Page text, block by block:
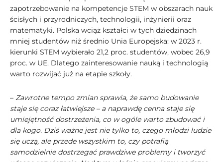
zapotrzebowanie na kompetencje STEM w obszarach nauk
ścisłych i przyrodniczych, technologii, inżynierii oraz
matematyki. Polska wciąż kształci w tych dziedzinach
mniej studentów niż średnio Unia Europejska: w 2023 r.
kierunki STEM wybierało 21,2 proc. studentów, wobec 26,9
proc. w UE. Dlatego zainteresowanie nauką i technologią
warto rozwijać już na etapie szkoły.
– Zawrotne tempo zmian sprawia, że samo budowanie
staje się coraz łatwiejsze – a naprawdę cenna staje się
umiejętność dostrzeżenia, co w ogóle warto zbudować i
dla kogo. Dziś ważne jest nie tylko to, czego młodzi ludzie
się uczą, ale przede wszystkim to, czy potrafią
samodzielnie dostrzegać prawdziwe problemy i tworzyć